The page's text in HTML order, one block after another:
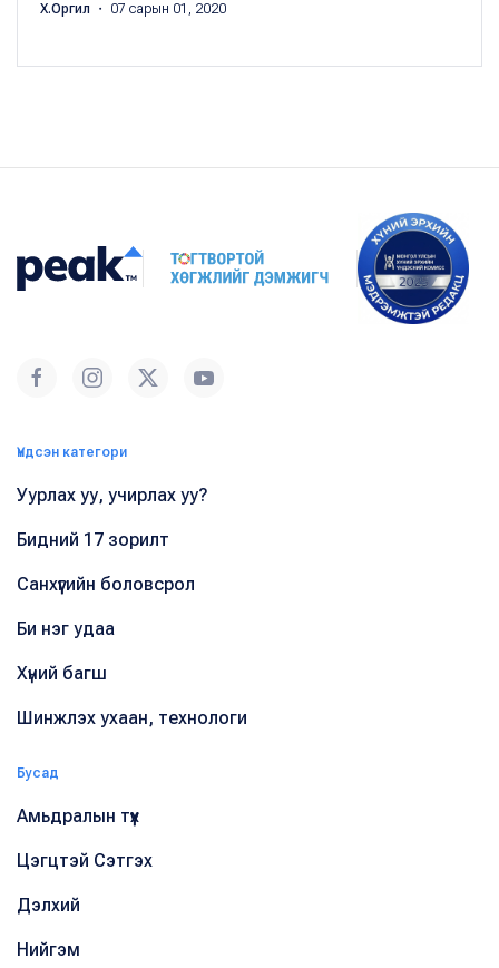
Х.Оргил ・ 07 сарын 01, 2020
Үндсэн категори
Уурлах уу, учирлах уу?
Бидний 17 зорилт
Санхүүгийн боловсрол
Би нэг удаа
Хүний багш
Шинжлэх ухаан, технологи
Бусад
Амьдралын түүх
Цэгцтэй Сэтгэх
Дэлхий
Нийгэм